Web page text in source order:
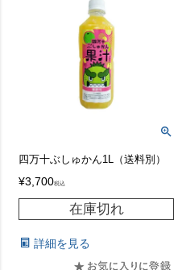
四万十ぶしゅかん1L（送料別）
¥3,700税込
在庫切れ
詳細を見る